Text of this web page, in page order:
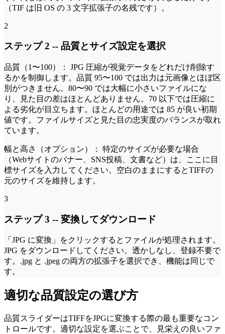
（TIF は旧 OS の 3 文字拡張子の名残です）。
2
ステップ 2 -- 品質とサイズ設定を選択
品質（1〜100）：
JPG 圧縮が視覚データをどれだけ削除す
るかを制御します。品質 95〜100 では出力は元画像とほぼ区
別がつきません。80〜90 では大幅に小さいファイルにな
り、見た目の差はほとんどありません。70 以下では圧縮に
よる劣化が目立ちます。ほとんどの用途では 85 が良い初期
値です。ファイルサイズと見た目の忠実度のバランスが取れ
ています。
幅と高さ（オプション）：
特定のサイズが必要な場合
（Webサイトのバナー、SNS投稿、文書など）は、ここに目
標サイズを入力してください。空白のままにするとTIFFの
元のサイズを維持します。
3
ステップ 3 -- 変換してダウンロード
「JPG に変換」をクリックするとファイルが処理されます。
JPG をダウンロードしてください。透かしなし、登録不要で
す。.jpg と .jpeg の両方の拡張子を選択でき、機能は同じで
す。
適切な品質設定の選び方
品質スライダーはTIFFをJPGに変換する際の最も重要なコン
トロールです。適切な設定を選ぶことで、見栄えの良いファ